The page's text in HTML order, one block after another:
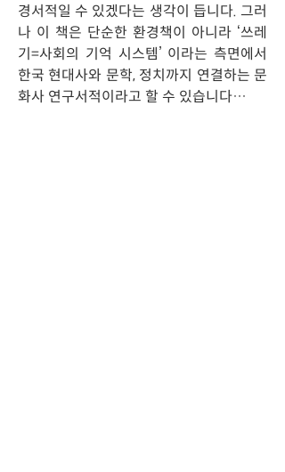
경서적일 수 있겠다는 생각이 듭니다. 그러
나 이 책은 단순한 환경책이 아니라 ‘쓰레
기=사회의 기억 시스템’ 이라는 측면에서
한국 현대사와 문학, 정치까지 연결하는 문
화사 연구서적이라고 할 수 있습니다…